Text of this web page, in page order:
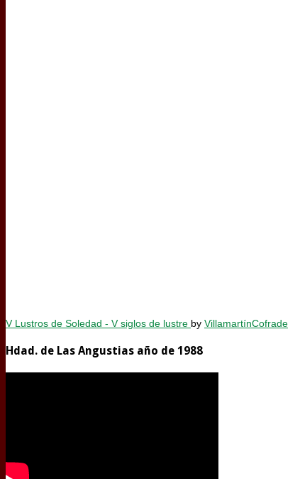
V Lustros de Soledad - V siglos de lustre by VillamartínCofrade
Hdad. de Las Angustias año de 1988